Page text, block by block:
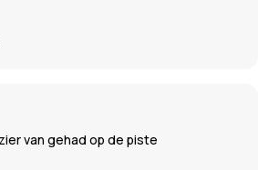
van gehad op de piste